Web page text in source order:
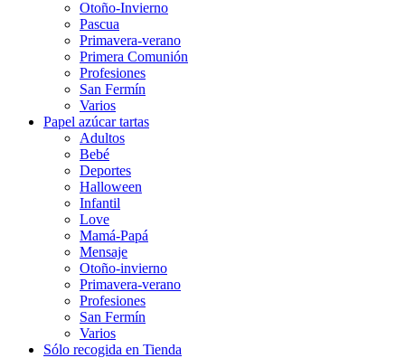
Otoño-Invierno
Pascua
Primavera-verano
Primera Comunión
Profesiones
San Fermín
Varios
Papel azúcar tartas
Adultos
Bebé
Deportes
Halloween
Infantil
Love
Mamá-Papá
Mensaje
Otoño-invierno
Primavera-verano
Profesiones
San Fermín
Varios
Sólo recogida en Tienda